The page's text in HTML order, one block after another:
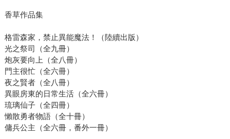
香草作品集
格雷森家，禁止異能魔法！（陸續出版）
光之祭司（全九冊）
炮灰要向上（全八冊）
門主很忙（全六冊）
夜之賢者（全八冊）
異眼房東的日常生活（全六冊）
琉璃仙子（全四冊）
懶散勇者物語（全十冊）
傭兵公主（全六冊，番外一冊）